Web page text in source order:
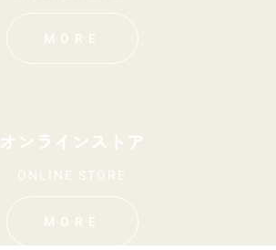
MORE
オンラインストア
ONLINE STORE
MORE